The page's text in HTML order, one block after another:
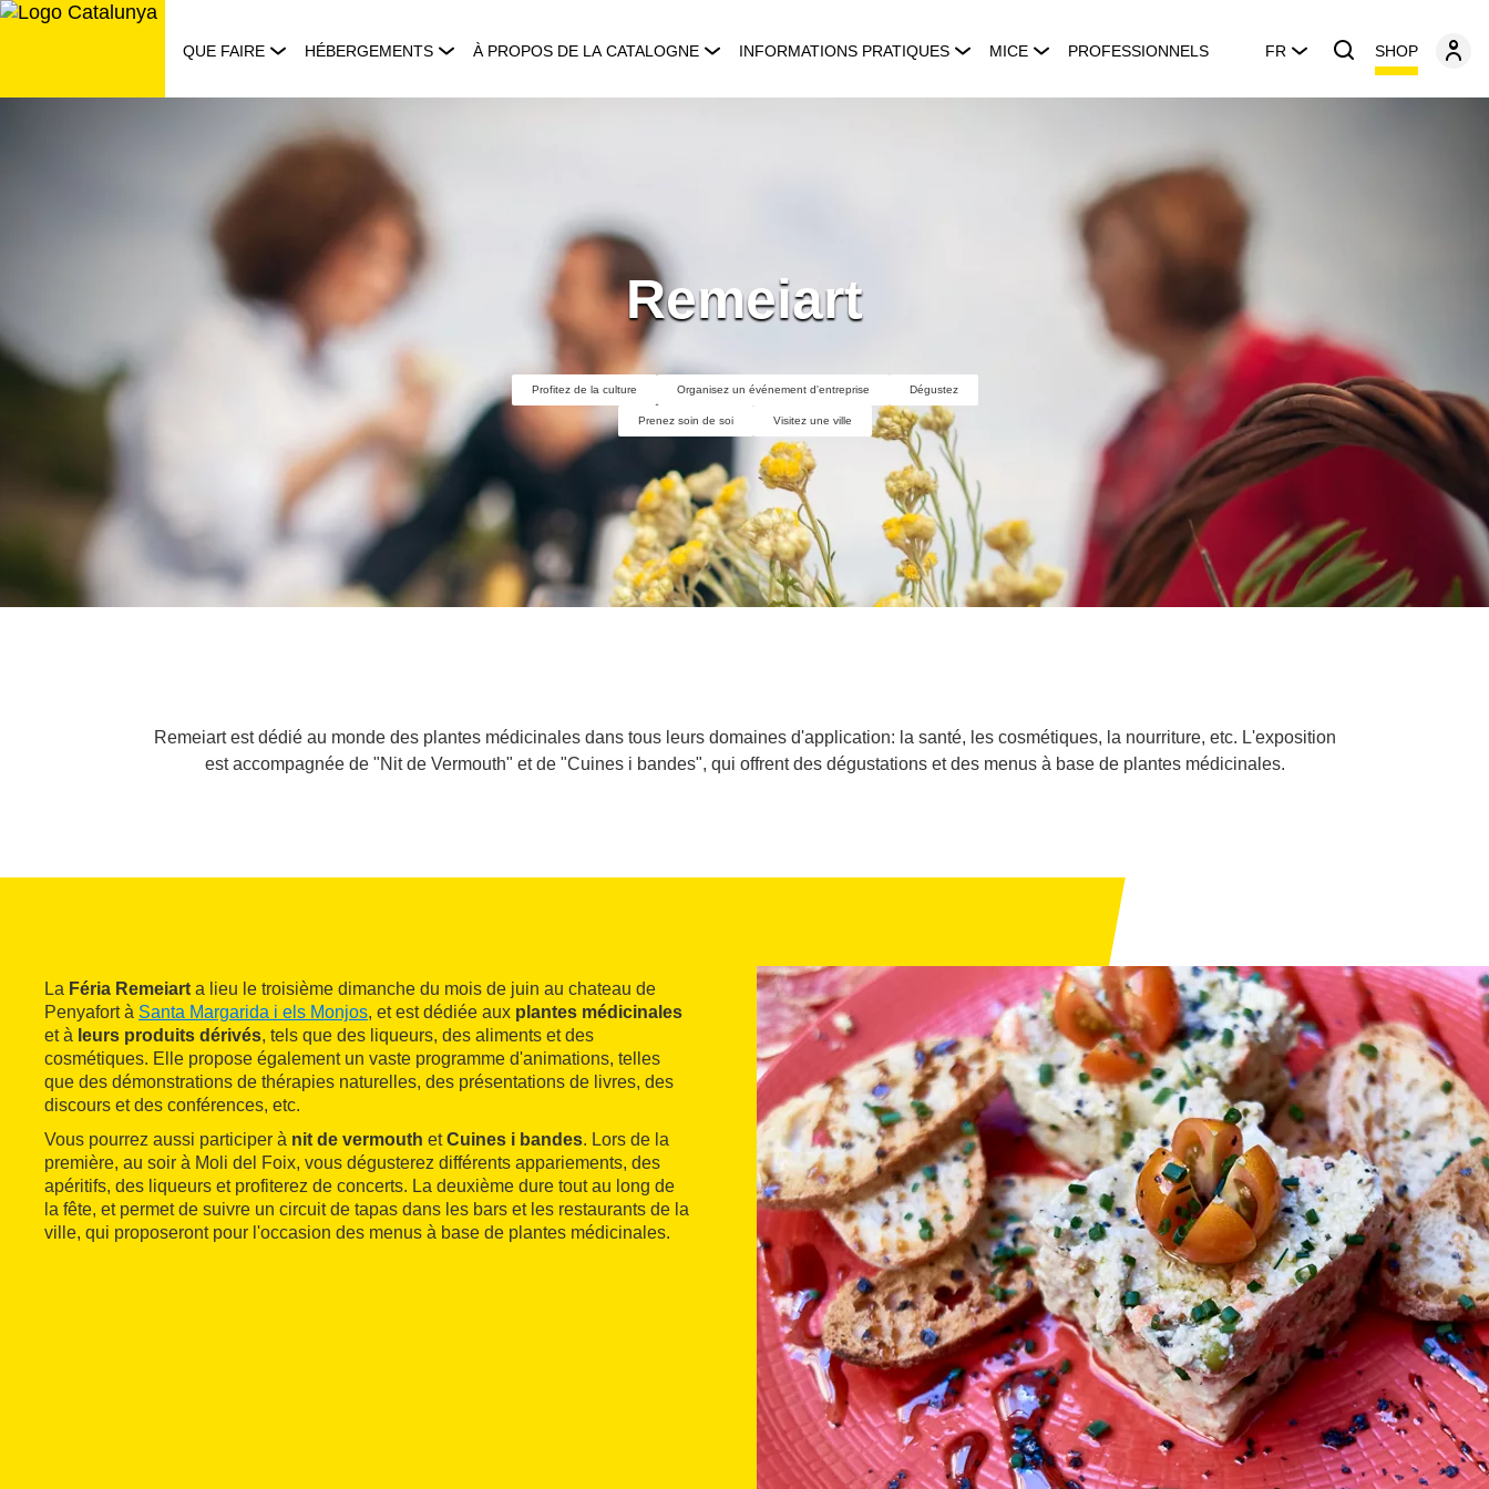
Aller
QUE FAIRE HÉBERGEMENTS À PROPOS DE LA CATALOGNE INFORMATIONS PRATIQUES MICE PROFESSIONNELS FR SHOP
Remeiart
Profitez de la culture Organisez un événement d'entreprise Dégustez
Prenez soin de soi Visitez une ville
Remeiart est dédié au monde des plantes médicinales dans tous leurs domaines d'application: la santé, les cosmétiques, la nourriture, etc. L'exposition
est accompagnée de "Nit de Vermouth" et de "Cuines i bandes", qui offrent des dégustations et des menus à base de plantes médicinales.
La Féria Remeiart a lieu le troisième dimanche du mois de juin au chateau de
Penyafort à Santa Margarida i els Monjos, et est dédiée aux plantes médicinales
et à leurs produits dérivés, tels que des liqueurs, des aliments et des
cosmétiques. Elle propose également un vaste programme d'animations, telles
que des démonstrations de thérapies naturelles, des présentations de livres, des
discours et des conférences, etc.
Vous pourrez aussi participer à nit de vermouth etCuines i bandes. Lors de la
première, au soir à Moli del Foix, vous dégusterez différents appariements, des
apéritifs, des liqueurs et profiterez de concerts. La deuxième dure tout au long de
la fête, et permet de suivre un circuit de tapas dans les bars et les restaurants de la
ville, qui proposeront pour l'occasion des menus à base de plantes médicinales.